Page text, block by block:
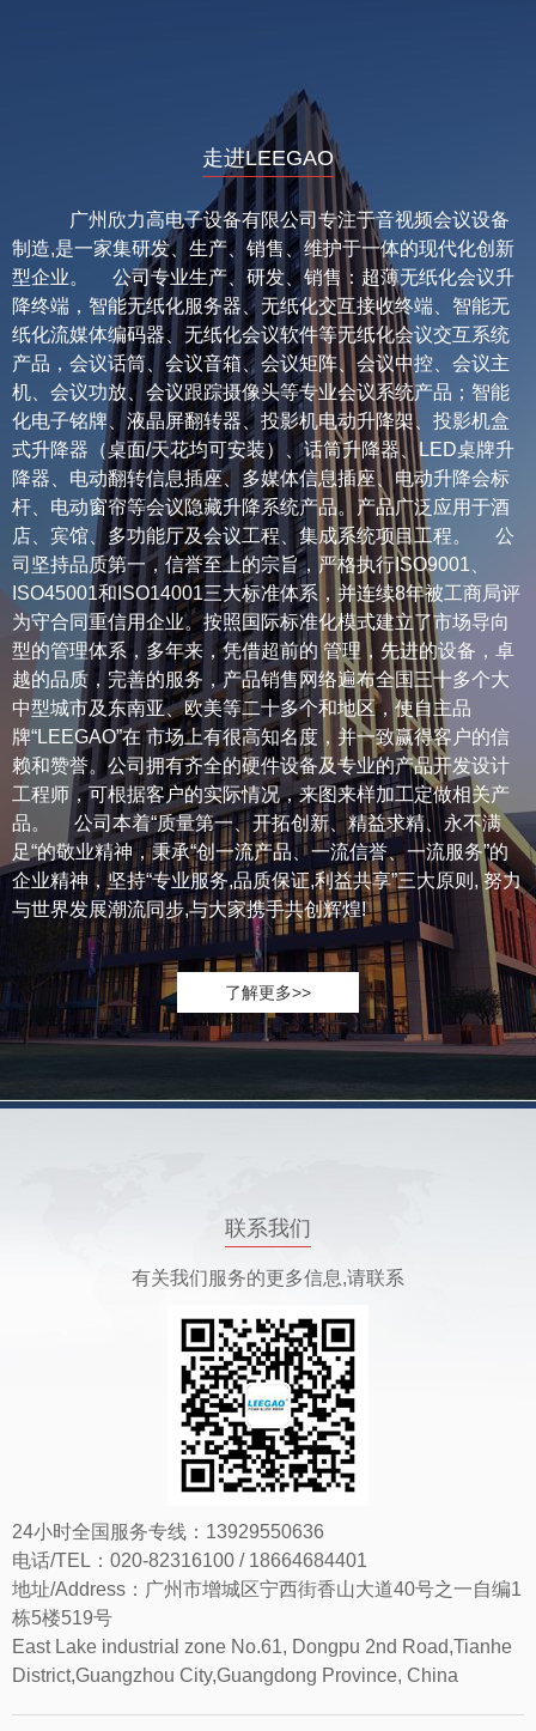
走进LEEGAO
广州欣力高电子设备有限公司专注于音视频会议设备
制造,是一家集研发、生产、销售、维护于一体的现代化创新
型企业。 公司专业生产、研发、销售：超薄无纸化会议升
降终端，智能无纸化服务器、无纸化交互接收终端、智能无
纸化流媒体编码器、无纸化会议软件等无纸化会议交互系统
产品，会议话筒、会议音箱、会议矩阵、会议中控、会议主
机、会议功放、会议跟踪摄像头等专业会议系统产品；智能
化电子铭牌、液晶屏翻转器、投影机电动升降架、投影机盒
式升降器（桌面/天花均可安装）、话筒升降器、LED桌牌升
降器、电动翻转信息插座、多媒体信息插座、电动升降会标
杆、电动窗帘等会议隐藏升降系统产品。产品广泛应用于酒
店、宾馆、多功能厅及会议工程、集成系统项目工程。 公
司坚持品质第一，信誉至上的宗旨，严格执行ISO9001、
ISO45001和ISO14001三大标准体系，并连续8年被工商局评
为守合同重信用企业。按照国际标准化模式建立了市场导向
型的管理体系，多年来，凭借超前的 管理，先进的设备，卓
越的品质，完善的服务，产品销售网络遍布全国三十多个大
中型城市及东南亚、欧美等二十多个和地区，使自主品
牌“LEEGAO”在 市场上有很高知名度，并一致赢得客户的信
赖和赞誉。公司拥有齐全的硬件设备及专业的产品开发设计
工程师，可根据客户的实际情况，来图来样加工定做相关产
品。 公司本着“质量第一、开拓创新、精益求精、永不满
足“的敬业精神，秉承“创一流产品、一流信誉、一流服务”的
企业精神，坚持“专业服务,品质保证,利益共享”三大原则, 努力
与世界发展潮流同步,与大家携手共创辉煌!
了解更多>>
联系我们
有关我们服务的更多信息,请联系
24小时全国服务专线：13929550636
电话/TEL：020-82316100 / 18664684401
地址/Address：广州市增城区宁西街香山大道40号之一自编1
栋5楼519号
East Lake industrial zone No.61, Dongpu 2nd Road,Tianhe
District,Guangzhou City,Guangdong Province, China